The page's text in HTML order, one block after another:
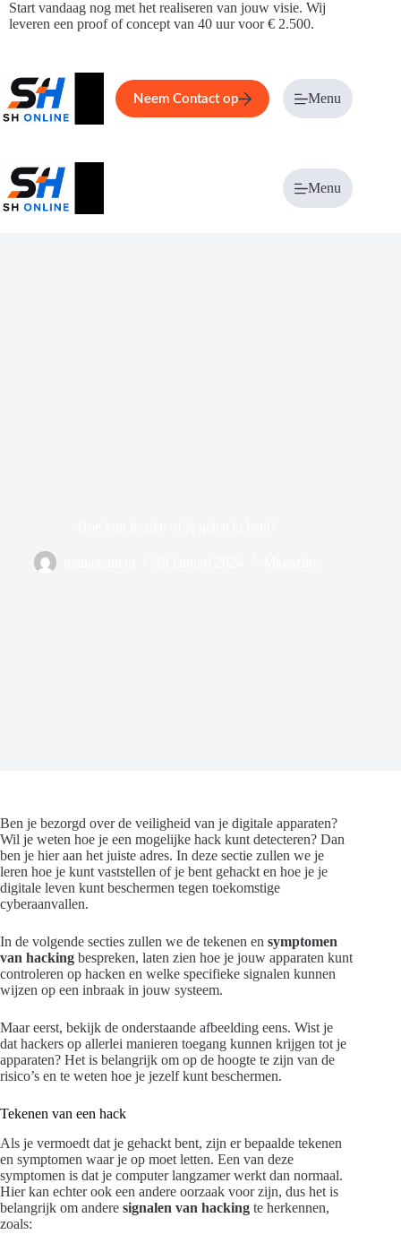
Ga
naar
Start vandaag nog met het realiseren van jouw visie. Wij
leveren een proof of concept van 40 uur voor € 2.500.
Home Service Over ons
Neem Contact op Menu
Menu
Ben je bezorgd over de veiligheid van je digitale apparaten?
Wil je weten hoe je een mogelijke hack kunt detecteren? Dan
ben je hier aan het juiste adres. In deze sectie zullen we je
leren hoe je kunt vaststellen of je bent gehackt en hoe je je
digitale leven kunt beschermen tegen toekomstige
cyberaanvallen.
In de volgende secties zullen we de tekenen en symptomen
van hacking bespreken, laten zien hoe je jouw apparaten kunt
controleren op hacken en welke specifieke signalen kunnen
wijzen op een inbraak in jouw systeem.
Maar eerst, bekijk de onderstaande afbeelding eens. Wist je
dat hackers op allerlei manieren toegang kunnen krijgen tot je
apparaten? Het is belangrijk om op de hoogte te zijn van de
risico’s en te weten hoe je jezelf kunt beschermen.
Tekenen van een hack
Als je vermoedt dat je gehackt bent, zijn er bepaalde tekenen
en symptomen waar je op moet letten. Een van deze
symptomen is dat je computer langzamer werkt dan normaal.
Hier kan echter ook een andere oorzaak voor zijn, dus het is
belangrijk om andere signalen van hacking te herkennen,
zoals: